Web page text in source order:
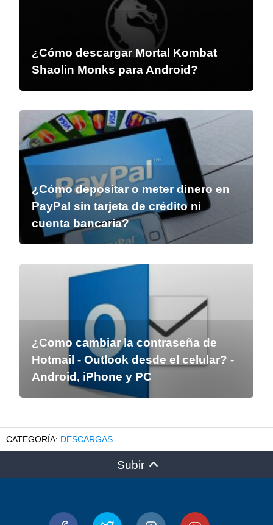
¿Cómo descargar Mortal Kombat
Shaolin Monks para Android?
¿Cómo depositar o meter dinero en
PayPal sin tarjeta de crédito ni
cuenta bancaria?
¿Como cambiar la contraseña de
Hotmail - Outlook desde el celular? -
Android, iPhone y PC
DESCARGAS
Subir